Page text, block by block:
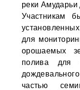
реки
Участникам
для
орошаемых
полива для
частью